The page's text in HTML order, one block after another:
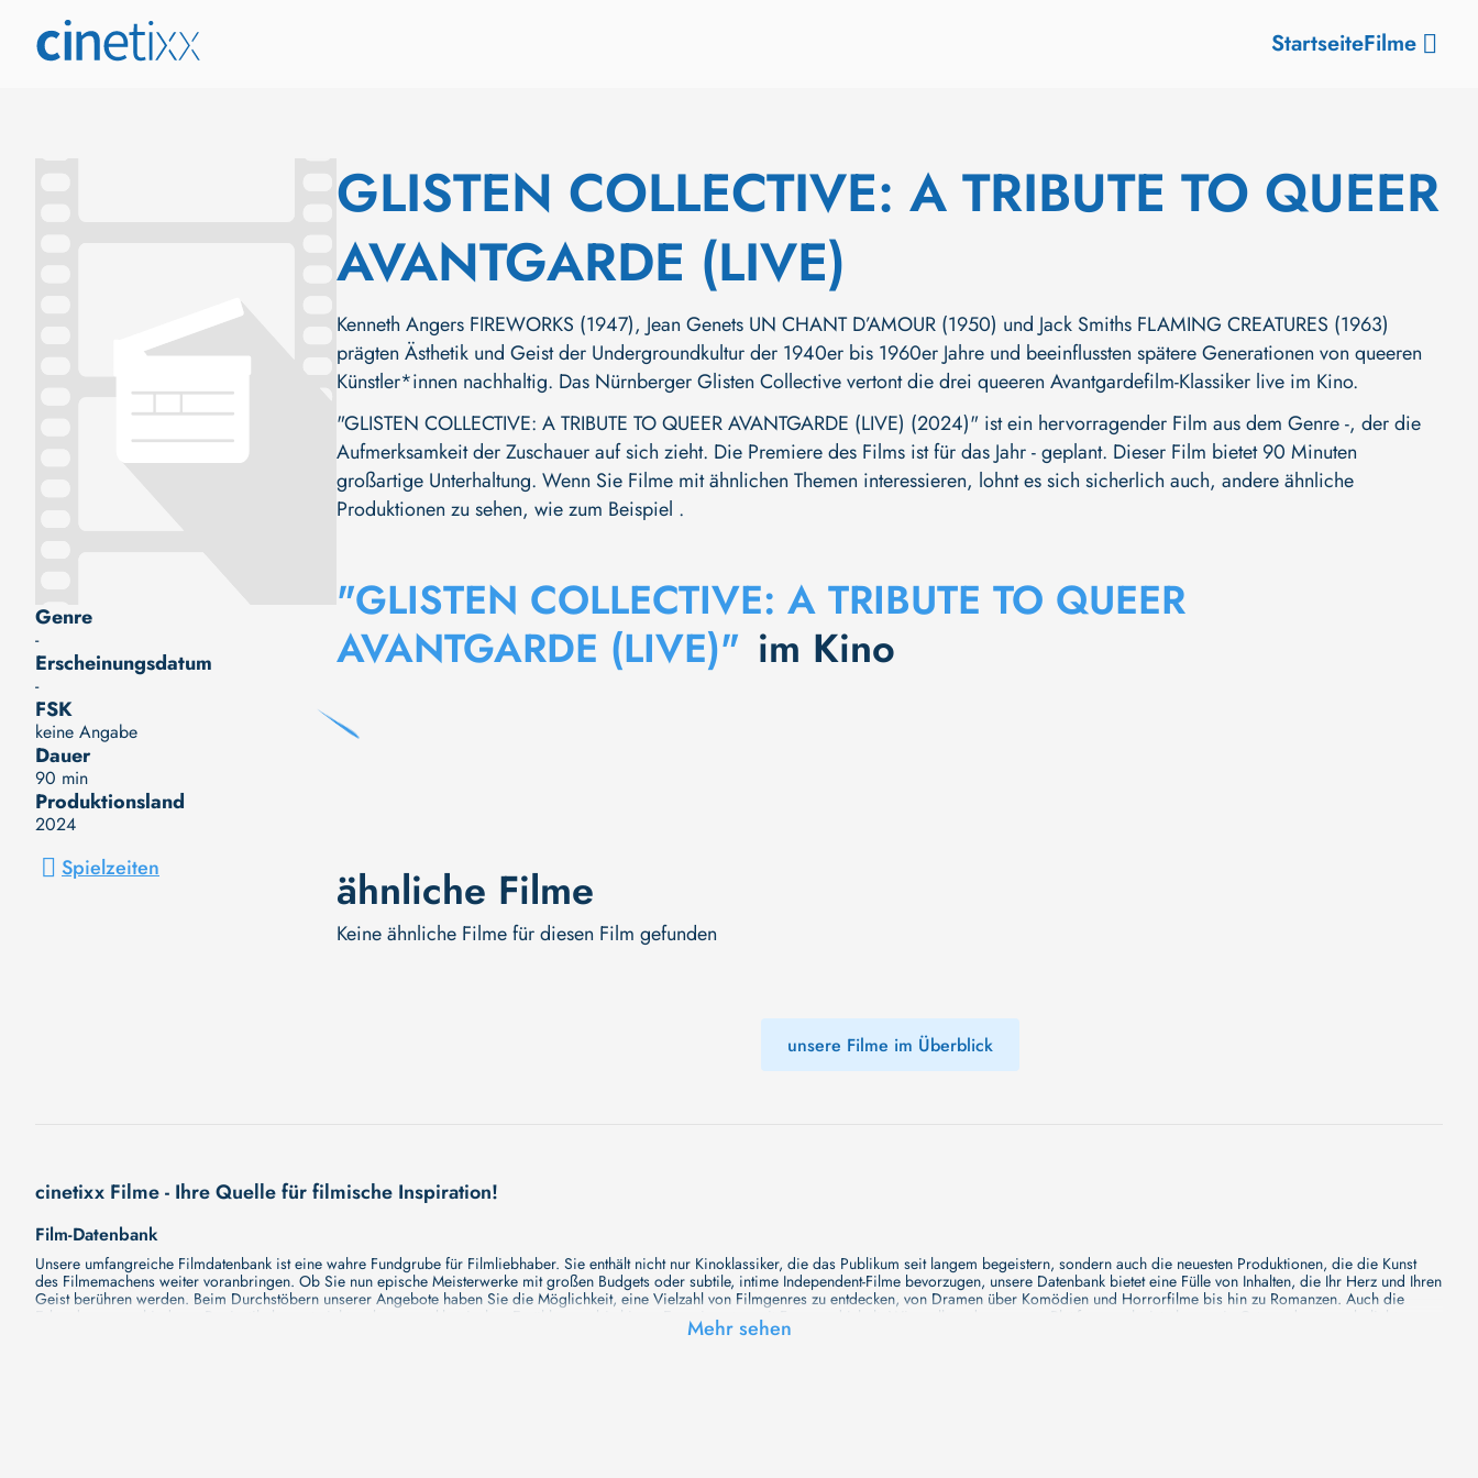
StartseiteFilme
Genre
-
Erscheinungsdatum
-
FSK
keine Angabe
Dauer
90 min
Produktionsland
2024
Spielzeiten
GLISTEN COLLECTIVE: A TRIBUTE TO QUEER
AVANTGARDE (LIVE)
Kenneth Angers FIREWORKS (1947), Jean Genets UN CHANT D’AMOUR (1950) und Jack Smiths FLAMING CREATURES (1963)
prägten Ästhetik und Geist der Undergroundkultur der 1940er bis 1960er Jahre und beeinflussten spätere Generationen von queeren
Künstler*innen nachhaltig. Das Nürnberger Glisten Collective vertont die drei queeren Avantgardefilm-Klassiker live im Kino.
"GLISTEN COLLECTIVE: A TRIBUTE TO QUEER AVANTGARDE (LIVE) (2024)" ist ein hervorragender Film aus dem Genre -, der die
Aufmerksamkeit der Zuschauer auf sich zieht. Die Premiere des Films ist für das Jahr - geplant. Dieser Film bietet 90 Minuten
großartige Unterhaltung. Wenn Sie Filme mit ähnlichen Themen interessieren, lohnt es sich sicherlich auch, andere ähnliche
Produktionen zu sehen, wie zum Beispiel .
"GLISTEN COLLECTIVE: A TRIBUTE TO QUEER
AVANTGARDE (LIVE)" im Kino
ähnliche Filme
Keine ähnliche Filme für diesen Film gefunden
unsere Filme im Überblick
cinetixx Filme - Ihre Quelle für filmische Inspiration!
Film-Datenbank
Unsere umfangreiche Filmdatenbank ist eine wahre Fundgrube für Filmliebhaber. Sie enthält nicht nur Kinoklassiker, die das Publikum seit langem begeistern, sondern auch die neuesten Produktionen, die die Kunst
des Filmemachens weiter voranbringen. Ob Sie nun epische Meisterwerke mit großen Budgets oder subtile, intime Independent-Filme bevorzugen, unsere Datenbank bietet eine Fülle von Inhalten, die Ihr Herz und Ihren
Geist berühren werden. Beim Durchstöbern unserer Angebote haben Sie die Möglichkeit, eine Vielzahl von Filmgenres zu entdecken, von Dramen über Komödien und Horrorfilme bis hin zu Romanzen. Auch die
Erkundung verschiedener Regiestile kommt nicht zu kurz, von klassischen Erzählungen bis hin zu Experimenten mit Form und Inhalt. Wir wollen, dass unsere Plattform mehr ist als nur ein Ort, an dem man beliebte
Hollywood-Hits findet. Natürlich gibt es auch diese, aber darüber hinaus bemühen wir uns, Meisterwerke des unabhängigen Kinos zu zeigen, die von den Mainstream-Medien oft nicht gewürdigt werden. Aus diesem
Mehr sehen